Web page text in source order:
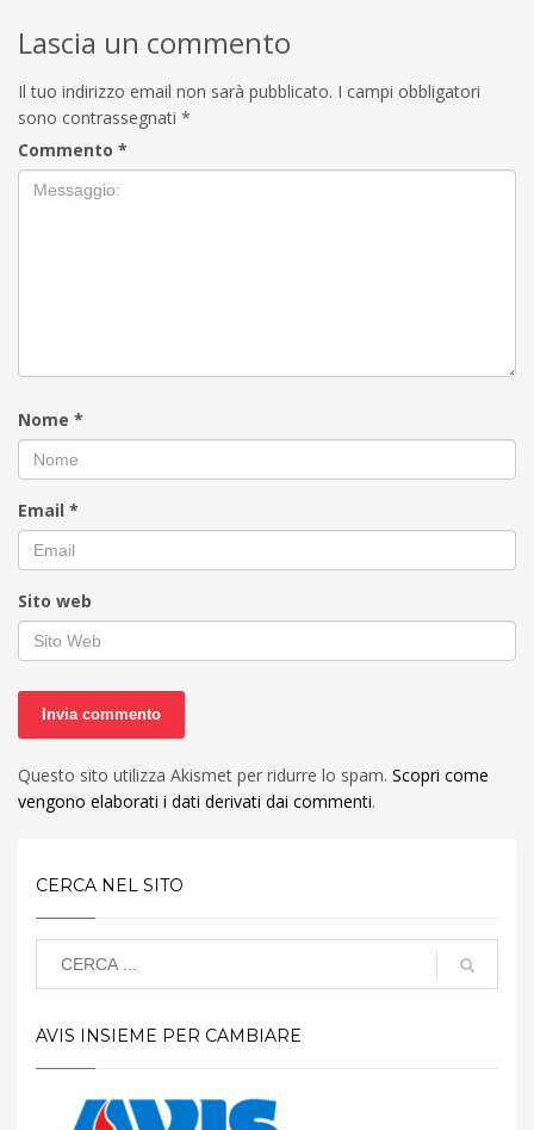
Lascia un commento
Il tuo indirizzo email non sarà pubblicato. I campi obbligatori
sono contrassegnati *
Commento *
Nome *
Email *
Sito web
Questo sito utilizza Akismet per ridurre lo spam. Scopri come
vengono elaborati i dati derivati dai commenti.
CERCA NEL SITO
AVIS INSIEME PER CAMBIARE